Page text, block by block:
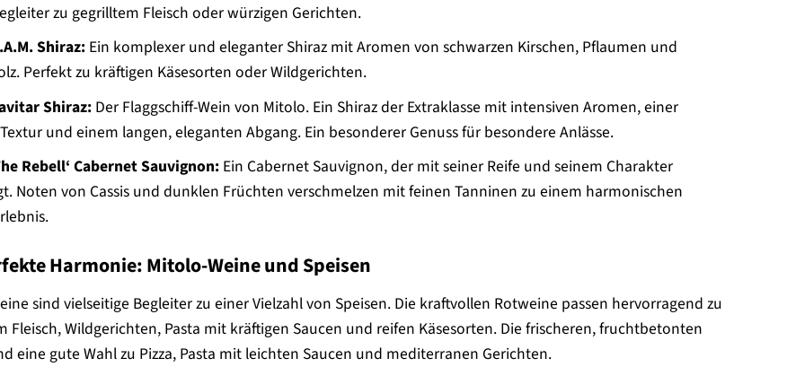
zu gegrilltem Fleisch oder würzigen Gerichten.
Shiraz: Ein komplexer und eleganter Shiraz mit Aromen von schwarzen Kirschen, Pflaumen und
Perfekt zu kräftigen Käsesorten oder Wildgerichten.
Shiraz: Der Flaggschiff-Wein von Mitolo. Ein Shiraz der Extraklasse mit intensiven Aromen, einer
und einem langen, eleganten Abgang. Ein besonderer Genuss für besondere Anlässe.
Rebell‘ Cabernet Sauvignon: Ein Cabernet Sauvignon, der mit seiner Reife und seinem Charakter
Noten von Cassis und dunklen Früchten verschmelzen mit feinen Tanninen zu einem harmonischen
Harmonie: Mitolo-Weine und Speisen
sind vielseitige Begleiter zu einer Vielzahl von Speisen. Die kraftvollen Rotweine passen hervorragend zu
Fleisch, Wildgerichten, Pasta mit kräftigen Saucen und reifen Käsesorten. Die frischeren, fruchtbetonten
eine gute Wahl zu Pizza, Pasta mit leichten Saucen und mediterranen Gerichten.